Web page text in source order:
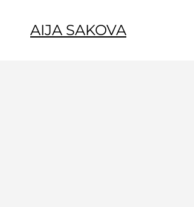
AIJA SAKOVA